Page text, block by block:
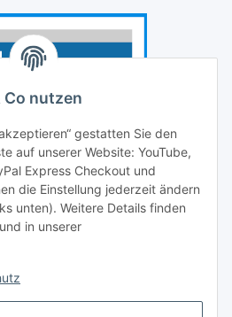
Co nutzen
gestatten Sie den
auf unserer Website: YouTube,
Express Checkout und
die Einstellung jederzeit ändern
unten). Weitere Details finden
und in unserer